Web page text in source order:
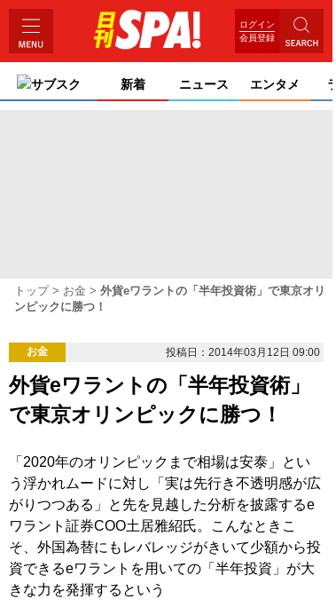
ログイン
会員登録
サブスク 新着 ニュース エンタメ
トップ お金
外貨eワラントの「半年投資術」で東京オリ
ンピックに勝つ！
お金 投稿日：2014年03月12日 09:00
外貨eワラントの「半年投資術」
で東京オリンピックに勝つ！
「2020年のオリンピックまで相場は安泰」とい
う浮かれムードに対し「実は先行き不透明感が広
がりつつある」と先を見越した分析を披露するe
ワラント証券COO土居雅紹氏。こんなときこ
そ、外国為替にもレバレッジがきいて少額から投
資できるeワラントを用いての「半年投資」が大
きな力を発揮するという